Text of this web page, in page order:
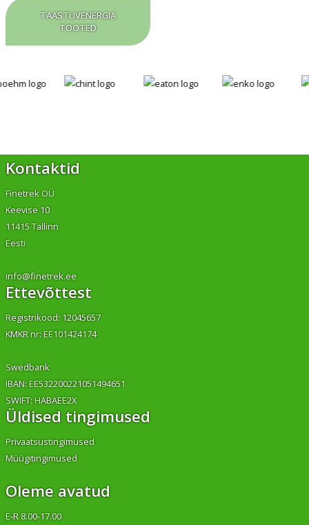
TAASTUVENERGIA
TOOTED
Kontaktid
Finetrek OÜ
Keevise 10
11415 Tallinn
Eesti
info@finetrek.ee
Ettevõttest
Registrikood: 12045657
KMKR nr: EE101424174
Swedbank
IBAN: EE532200221051494651
SWIFT: HABAEE2X
Üldised tingimused
Privaatsustingimused
Müügitingimused
Oleme avatud
E-R 8.00-17.00